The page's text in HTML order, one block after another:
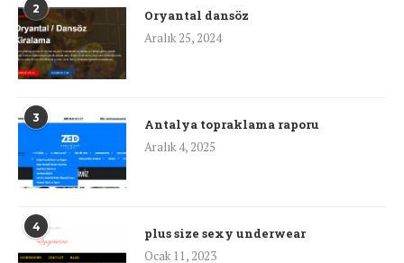
2
Oryantal dansöz
Aralık 25, 2024
3
Antalya topraklama raporu
Aralık 4, 2025
4
plus size sexy underwear
Ocak 11, 2023